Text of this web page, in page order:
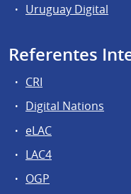
Uruguay Digital
Referentes
CRI
Digital Nations
eLAC
LAC4
OGP